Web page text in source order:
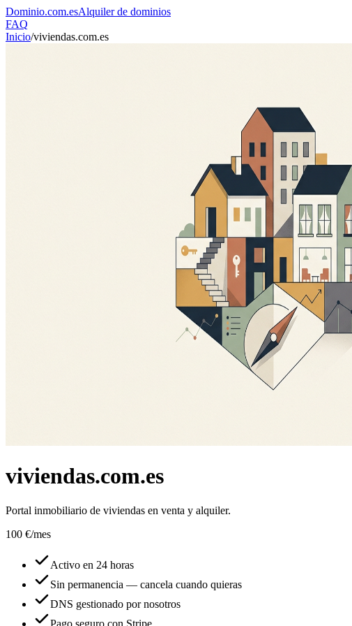
Dominio.com.esAlquiler de dominios
FAQ
Inicio/viviendas.com.es
viviendas.com.es
Portal inmobiliario de viviendas en venta y alquiler.
100 €/mes
Activo en 24 horas
Sin permanencia — cancela cuando quieras
DNS gestionado por nosotros
Pago seguro con Stripe